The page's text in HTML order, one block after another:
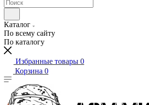
Каталог
По всему сайту
По каталогу
Избранные товары 0
Корзина 0